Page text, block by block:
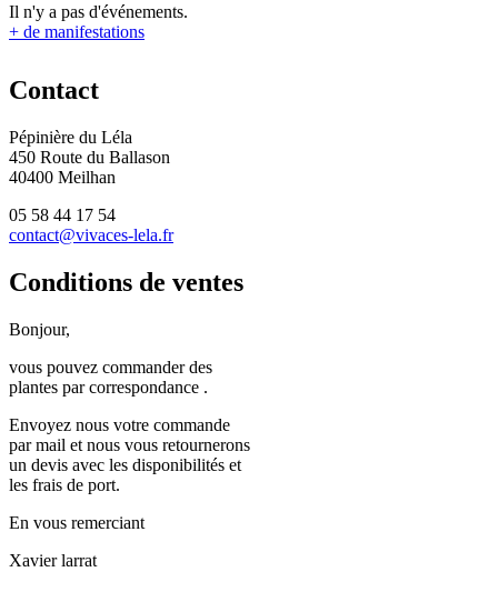
Il n'y a pas d'événements.
+ de manifestations
Contact
Pépinière du Léla
450 Route du Ballason
40400 Meilhan
05 58 44 17 54
contact@vivaces-lela.fr
Conditions de ventes
Bonjour,
vous pouvez commander des
plantes par correspondance .
Envoyez nous votre commande
par mail et nous vous retournerons
un devis avec les disponibilités et
les frais de port.
En vous remerciant
Xavier larrat